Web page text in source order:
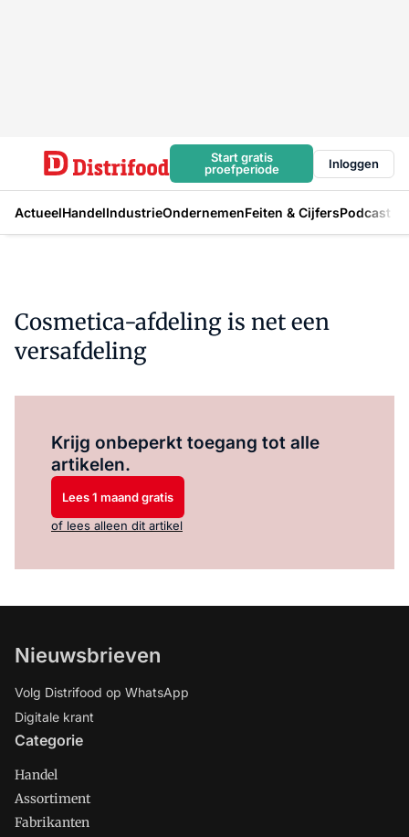
Start gratis
proefperiode
Inloggen
ActueelHandelIndustrieOndernemenFeiten & CijfersPodcast
Cosmetica-afdeling is net een
versafdeling
Krijg onbeperkt toegang tot alle
artikelen.
Lees 1 maand gratis
of lees alleen dit artikel
Nieuwsbrieven
Volg Distrifood op WhatsApp
Digitale krant
Categorie
Handel
Assortiment
Fabrikanten